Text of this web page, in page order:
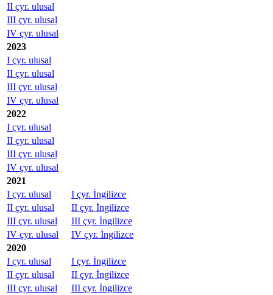
II çyr. ulusal
III çyr. ulusal
IV çyr. ulusal
2023
I çyr. ulusal
II çyr. ulusal
III çyr. ulusal
IV çyr. ulusal
2022
I çyr. ulusal
II çyr. ulusal
III çyr. ulusal
IV çyr. ulusal
2021
I çyr. ulusal
I çyr. İngilizce
II çyr. ulusal
II çyr. İngilizce
III çyr. ulusal
III çyr. İngilizce
IV çyr. ulusal
IV çyr. İngilizce
2020
I çyr. ulusal
I çyr. İngilizce
II çyr. ulusal
II çyr. İngilizce
III çyr. ulusal
III çyr. İngilizce